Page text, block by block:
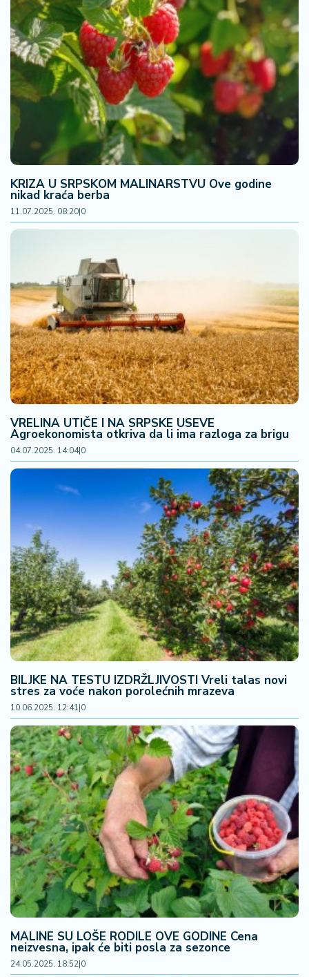
KRIZA U SRPSKOM MALINARSTVU Ove godine
nikad kraća berba
11.07.2025. 08:20|0
VRELINA UTIČE I NA SRPSKE USEVE
Agroekonomista otkriva da li ima razloga za brigu
04.07.2025. 14:04|0
BILJKE NA TESTU IZDRŽLJIVOSTI Vreli talas novi
stres za voće nakon porolećnih mrazeva
10.06.2025. 12:41|0
MALINE SU LOŠE RODILE OVE GODINE Cena
neizvesna, ipak će biti posla za sezonce
24.05.2025. 18:52|0